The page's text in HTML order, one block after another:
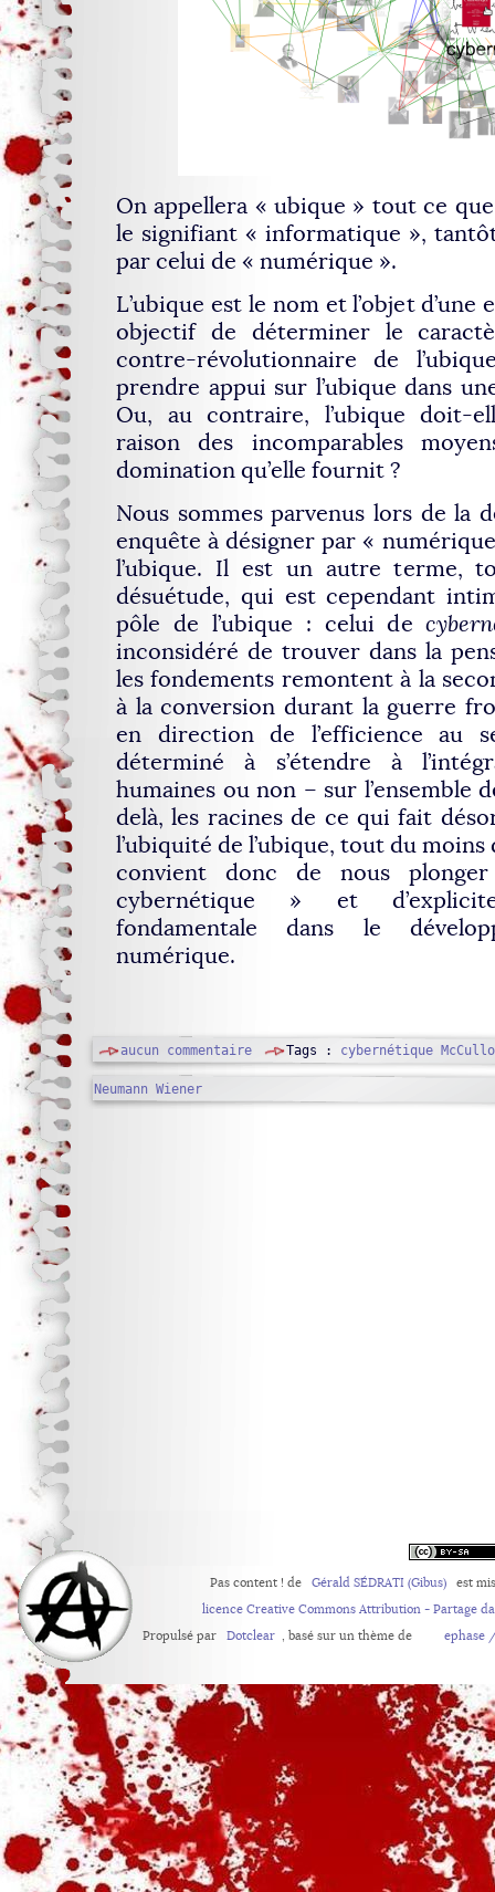
On appellera « ubique » tout ce
le signifiant « informatique »,
par celui de « numérique ».
L’ubique est le nom et l’objet
objectif de déterminer le
contre-révolutionnaire de
prendre appui sur l’ubique dans
Ou, au contraire, l’ubique doit-
raison des incomparables
domination qu’elle fournit ?
Nous sommes parvenus lors de la
enquête à désigner par «
l’ubique. Il est un autre terme,
désuétude, qui est cependant
pôle de l’ubique : celui de
inconsidéré de trouver dans la
les fondements remontent à la
à la conversion durant la guerre
en direction de l’efficience au
déterminé à s’étendre à
humaines ou non – sur l’ensemble
delà, les racines de ce qui fait
l’ubiquité de l’ubique, tout du
convient donc de nous
cybernétique » et
fondamentale dans le
numérique.
aucun commentaire Tags : cybernétique
Neumann Wiener
Pas content ! de Gérald SÉDRATI (Gibus)
est
licence Creative Commons Attribution - Partage
Propulsé par
Dotclear , basé sur un thème de ephase